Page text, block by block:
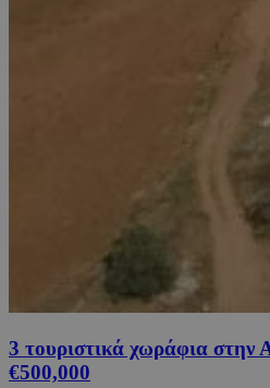
3 τουριστικά χωράφια στην
€500,000